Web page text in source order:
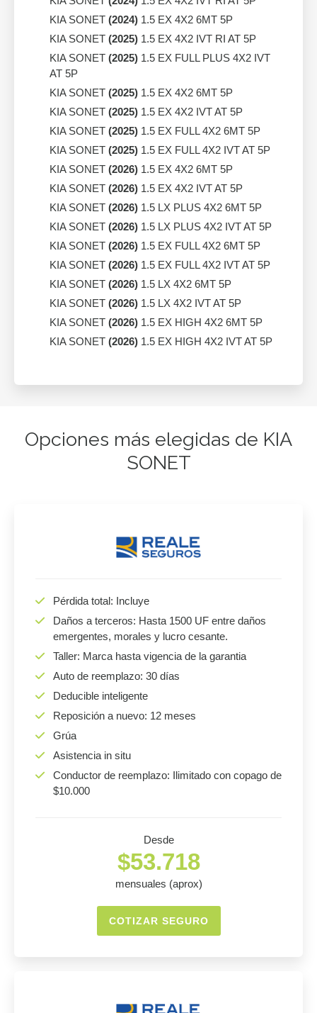
KIA SONET (2024) 1.5 EX 4X2 6MT 5P
KIA SONET (2025) 1.5 EX 4X2 IVT RI AT 5P
KIA SONET (2025) 1.5 EX FULL PLUS 4X2 IVT
AT 5P
KIA SONET (2025) 1.5 EX 4X2 6MT 5P
KIA SONET (2025) 1.5 EX 4X2 IVT AT 5P
KIA SONET (2025) 1.5 EX FULL 4X2 6MT 5P
KIA SONET (2025) 1.5 EX FULL 4X2 IVT AT 5P
KIA SONET (2026) 1.5 EX 4X2 6MT 5P
KIA SONET (2026) 1.5 EX 4X2 IVT AT 5P
KIA SONET (2026) 1.5 LX PLUS 4X2 6MT 5P
KIA SONET (2026) 1.5 LX PLUS 4X2 IVT AT 5P
KIA SONET (2026) 1.5 EX FULL 4X2 6MT 5P
KIA SONET (2026) 1.5 EX FULL 4X2 IVT AT 5P
KIA SONET (2026) 1.5 LX 4X2 6MT 5P
KIA SONET (2026) 1.5 LX 4X2 IVT AT 5P
KIA SONET (2026) 1.5 EX HIGH 4X2 6MT 5P
KIA SONET (2026) 1.5 EX HIGH 4X2 IVT AT 5P
Opciones más elegidas de KIA
SONET
Pérdida total: Incluye
Daños a terceros: Hasta 1500 UF entre daños
emergentes, morales y lucro cesante.
Taller: Marca hasta vigencia de la garantia
Auto de reemplazo: 30 días
Deducible inteligente
Reposición a nuevo: 12 meses
Grúa
Asistencia in situ
Conductor de reemplazo: Ilimitado con copago de
$10.000
Desde
$53.718
mensuales (aprox)
COTIZAR SEGURO